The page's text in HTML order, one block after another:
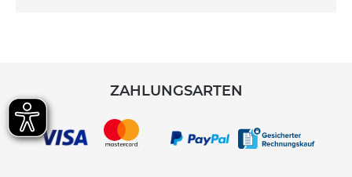
ZAHLUNGSARTEN